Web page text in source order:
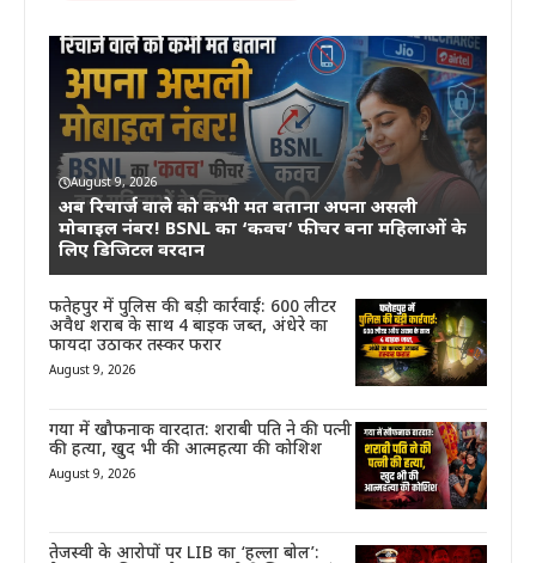
August 9, 2026
अब रिचार्ज वाले को कभी मत बताना अपना असली
मोबाइल नंबर! BSNL का ‘कवच’ फीचर बना महिलाओं के
लिए डिजिटल वरदान
फतेहपुर में पुलिस की बड़ी कार्रवाई: 600 लीटर
अवैध शराब के साथ 4 बाइक जब्त, अंधेरे का
फायदा उठाकर तस्कर फरार
August 9, 2026
गया में खौफनाक वारदात: शराबी पति ने की पत्नी
की हत्या, खुद भी की आत्महत्या की कोशिश
August 9, 2026
तेजस्वी के आरोपों पर LIB का ‘हल्ला बोल’: